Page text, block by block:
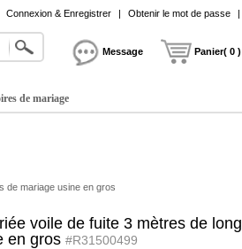
Connexion & Enregistrer | Obtenir le mot de passe |
Message Panier( 0 )
de mariage
de mariage usine en gros
voile de fuite 3 mètres de long
en gros #R31500499